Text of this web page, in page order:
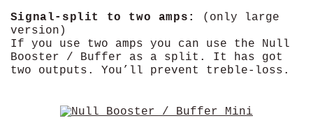
Signal-split to two amps:
(only large
version)
If you use two amps you can use the Null
Booster / Buffer as a split. It has got
two outputs. You’ll prevent treble-loss.